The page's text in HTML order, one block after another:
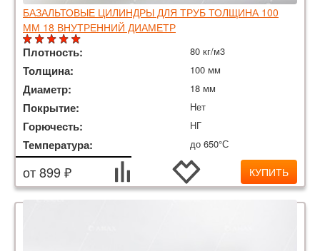
БАЗАЛЬТОВЫЕ ЦИЛИНДРЫ ДЛЯ ТРУБ ТОЛЩИНА 100
ММ 18 ВНУТРЕННИЙ ДИАМЕТР
Плотность: 80 кг/м3
Толщина: 100 мм
Диаметр: 18 мм
Покрытие: Нет
Горючесть: НГ
Температура: до 650°С
от 899 ₽ КУПИТЬ